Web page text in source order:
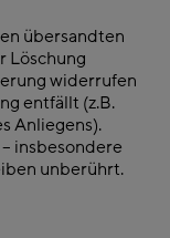
übersandten
Löschung
widerrufen
entfällt (z.B.
Anliegens).
insbesondere
unberührt.